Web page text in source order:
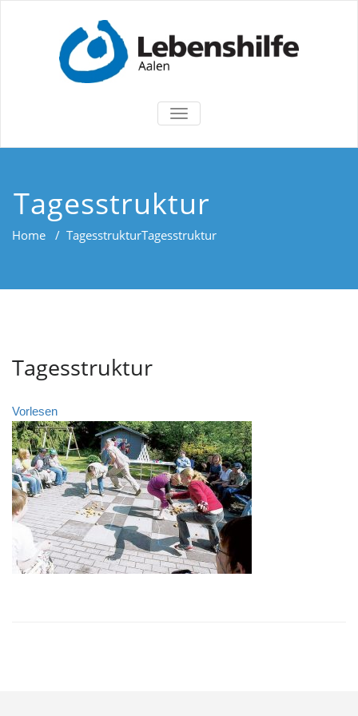
TOGGLE
Tagesstruktur
Home / TagesstrukturTagesstruktur
Tagesstruktur
Vorlesen